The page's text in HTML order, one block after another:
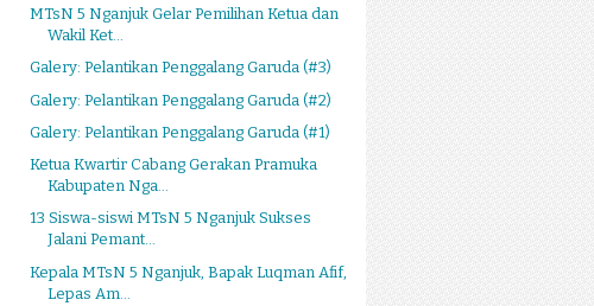
MTsN 5 Nganjuk Gelar Pemilihan Ketua dan
Wakil Ket...
Galery: Pelantikan Penggalang Garuda (#3)
Galery: Pelantikan Penggalang Garuda (#2)
Galery: Pelantikan Penggalang Garuda (#1)
Ketua Kwartir Cabang Gerakan Pramuka
Kabupaten Nga...
13 Siswa-siswi MTsN 5 Nganjuk Sukses
Jalani Pemant...
Kepala MTsN 5 Nganjuk, Bapak Luqman Afif,
Lepas Am...